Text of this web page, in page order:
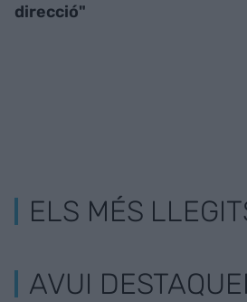
direcció"
ELS MÉS
AVUI